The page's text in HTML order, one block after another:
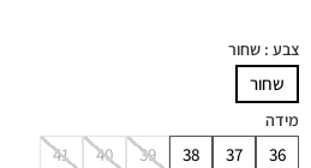
צבע : שחור
שחור
מידה
36
37
38
39
40
41